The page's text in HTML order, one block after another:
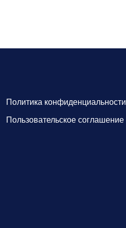
Политика конфиденциальности
Пользовательское соглашение